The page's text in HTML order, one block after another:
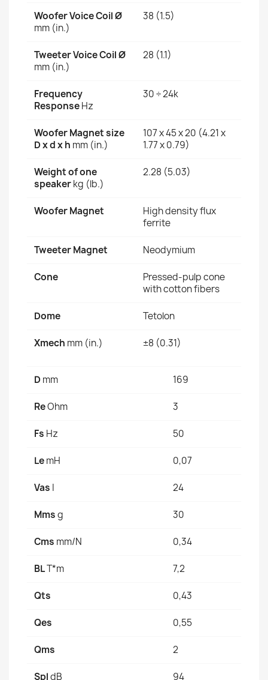
Woofer Voice Coil Ø
mm (in.)
38 (1.5)
Tweeter Voice Coil Ø
mm (in.)
28 (1.1)
Frequency
ResponseHz
30 ÷ 24k
Woofer Magnet size
D x d x h mm (in.)
107 x 45 x 20 (4.21 x
1.77 x 0.79)
Weight of one
speakerkg (lb.)
2.28 (5.03)
Woofer Magnet
High density flux
ferrite
Tweeter Magnet Neodymium
Cone
Pressed-pulp cone
with cotton fibers
Dome Tetolon
Xmech mm (in.) ±8 (0.31)
Dmm 169
ReOhm 3
Fs Hz 50
LemH 0,07
Vas I 24
Mmsg 30
Cms mm/N 0,34
BLT*m 7,2
Qts 0,43
Qes 0,55
Qms 2
SpldB 94